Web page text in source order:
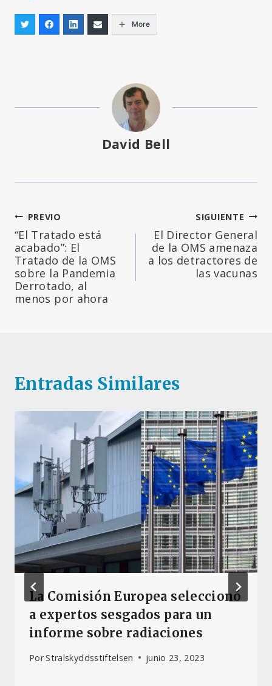
More
David Bell
Navegación
de
entradas
PREVIO
“El Tratado está
acabado”: El
Tratado de la OMS
sobre la Pandemia
Derrotado, al
menos por ahora
SIGUIENTE
El Director General
de la OMS amenaza
a los detractores de
las vacunas
Entradas Similares
La Comisión Europea seleccionó
a expertos sesgados para un
informe sobre radiaciones
PorStralskyddsstiftelsen junio 23, 2023